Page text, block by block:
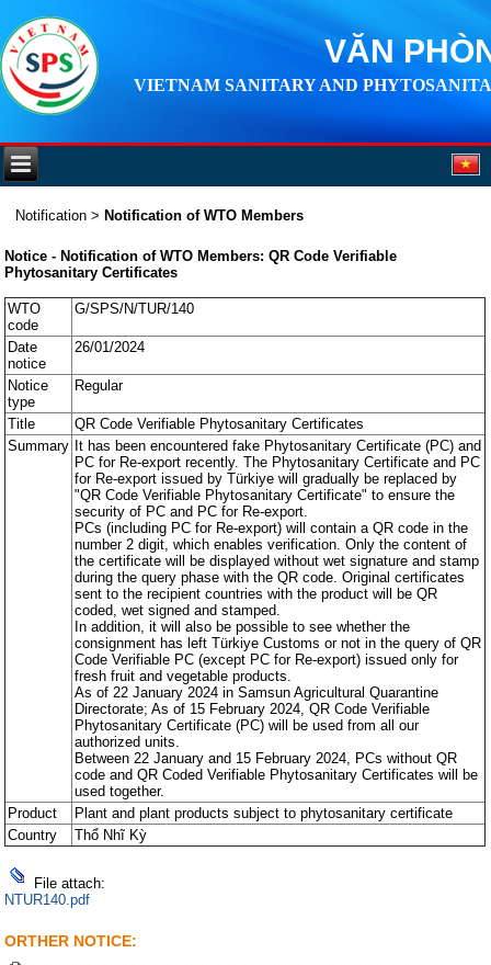
VĂN
VIETNAM SANITARY AND
Notification > Notification of WTO Members
Notice - Notification of WTO Members: QR Code Verifiable
Phytosanitary Certificates
WTO
code
G/SPS/N/TUR/140
Date
notice
26/01/2024
Notice
type
Regular
Title
QR Code Verifiable Phytosanitary Certificates
Summary It has been encountered fake Phytosanitary Certificate (PC) and
PC for Re-export recently. The Phytosanitary Certificate and PC
for Re-export issued by Türkiye will gradually be replaced by
"QR Code Verifiable Phytosanitary Certificate" to ensure the
security of PC and PC for Re-export.
PCs (including PC for Re-export) will contain a QR code in the
number 2 digit, which enables verification. Only the content of
the certificate will be displayed without wet signature and stamp
during the query phase with the QR code. Original certificates
sent to the recipient countries with the product will be QR
coded, wet signed and stamped.
In addition, it will also be possible to see whether the
consignment has left Türkiye Customs or not in the query of QR
Code Verifiable PC (except PC for Re-export) issued only for
fresh fruit and vegetable products.
As of 22 January 2024 in Samsun Agricultural Quarantine
Directorate; As of 15 February 2024, QR Code Verifiable
Phytosanitary Certificate (PC) will be used from all our
authorized units.
Between 22 January and 15 February 2024, PCs without QR
code and QR Coded Verifiable Phytosanitary Certificates will be
used together.
Product
Plant and plant products subject to phytosanitary certificate
Country
Thổ Nhĩ Kỳ
File attach:
NTUR140.pdf
ORTHER NOTICE: